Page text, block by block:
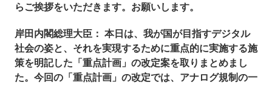
らご挨拶をいただきます。お願いします。
岸田内閣総理大臣： 本日は、我が国が目指すデジタル
社会の姿と、それを実現するために重点的に実施する施
策を明記した「重点計画」の改定案を取りまとめまし
た。今回の「重点計画」の改定では、アナログ規制の一